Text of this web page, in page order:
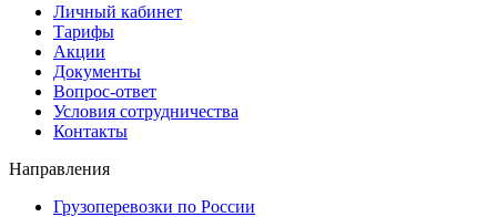
Личный кабинет
Тарифы
Акции
Документы
Вопрос-ответ
Условия сотрудничества
Контакты
Направления
Грузоперевозки по России